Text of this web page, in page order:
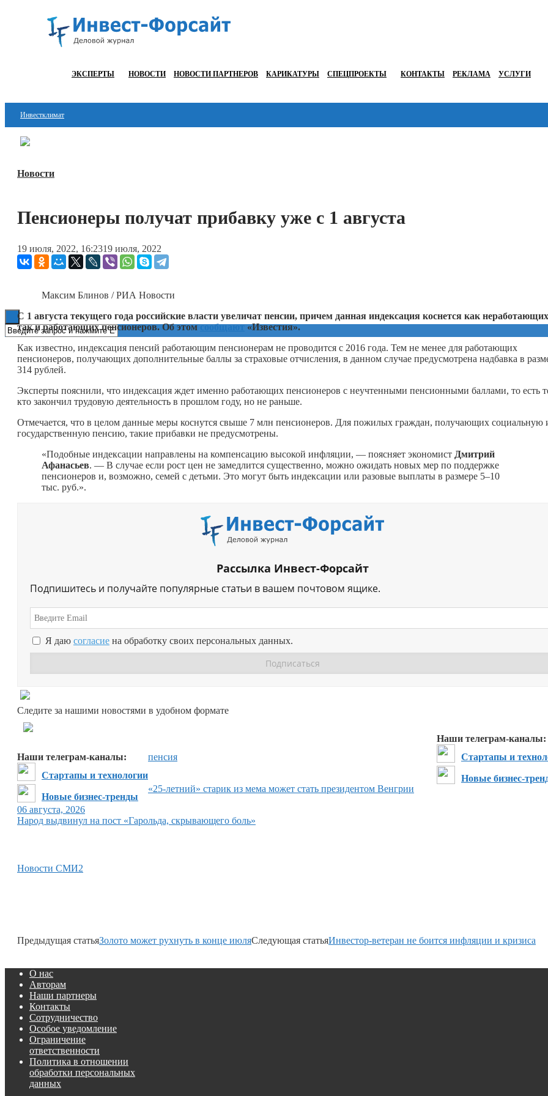
ЭКСПЕРТЫ НОВОСТИ НОВОСТИ ПАРТНЕРОВ КАРИКАТУРЫ СПЕЦПРОЕКТЫ КОНТАКТЫ РЕКЛАМА УСЛУГИ
Инвестклимат
Финансы
Стартапы
ESG
Новости
Пенсионеры получат прибавку уже с 1 августа
19 июля, 2022, 16:2319 июля, 2022
Максим Блинов / РИА Новости
С 1 августа текущего года российские власти увеличат пенсии, причем данная индексация коснется как
так и работающих пенсионеров. Об этомсообщают«Известия».
Как известно, индексация пенсий работающим пенсионерам не проводится с 2016 года. Тем не менее для работающих
пенсионеров, получающих дополнительные баллы за страховые отчисления, в данном случае предусмотрена надбавка в
314 рублей.
Эксперты пояснили, что индексация ждет именно работающих пенсионеров с неучтенными пенсионными баллами, то есть
кто закончил трудовую деятельность в прошлом году, но не раньше.
Отмечается, что в целом данные меры коснутся свыше 7 млн пенсионеров. Для пожилых граждан, получающих социальную
государственную пенсию, такие прибавки не предусмотрены.
«Подобные индексации направлены на компенсацию высокой инфляции, — поясняет экономист Дмитрий
Афанасьев. — В случае если рост цен не замедлится существенно, можно ожидать новых мер по поддержке
пенсионеров и, возможно, семей с детьми. Это могут быть индексации или разовые выплаты в размере 5–10
тыс. руб.».
Рассылка Инвест-Форсайт
Подпишитесь и получайте популярные статьи в вашем почтовом ящике.
Я даю согласие на обработку своих персональных данных.
Следите за нашими новостями в удобном формате
Наши телеграм-каналы:
Стартапы и
Новые бизнес-
Наши телеграм-каналы:
Стартапы и технологии
Новые бизнес-тренды
пенсия
«25-летний» старик из мема может стать президентом Венгрии
06 августа, 2026
Народ выдвинул на пост «Гарольда, скрывающего боль»
Новости СМИ2
Предыдущая статьяЗолото может рухнуть в конце июляСледующая статьяИнвестор-ветеран не боится инфляции и кризиса
О нас
Авторам
Наши партнеры
Контакты
Сотрудничество
Особое уведомление
Ограничение
ответственности
Политика в отношении
обработки персональных
данных